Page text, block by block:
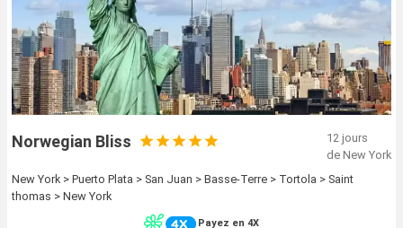
Norwegian Bliss
12 jours
de New York
New York > Puerto Plata > San Juan > Basse-Terre > Tortola > Saint
thomas > New York
Payez en 4X